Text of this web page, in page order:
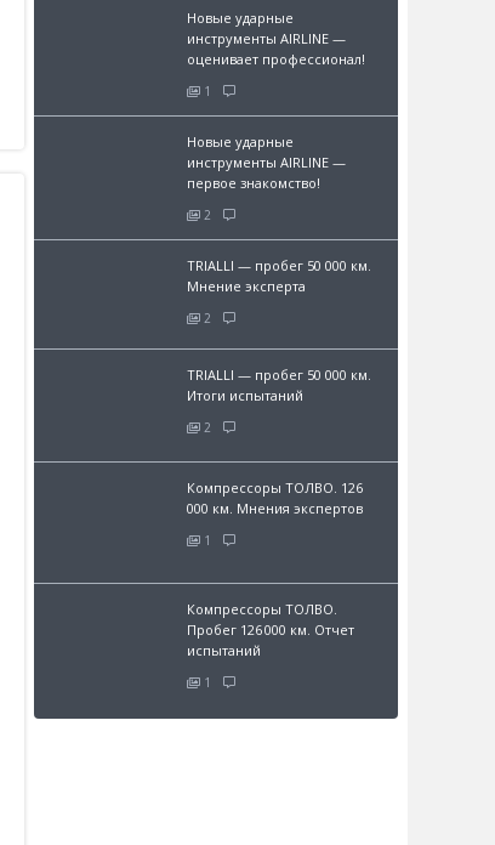
Новые ударные
инструменты AIRLINE —
оценивает профессионал!
1
Новые ударные
инструменты AIRLINE —
первое знакомство!
2
TRIALLI — пробег 50 000 км.
Мнение эксперта
2
TRIALLI — пробег 50 000 км.
Итоги испытаний
2
Компрессоры ТОЛВО. 126
000 км. Мнения экспертов
1
Компрессоры ТОЛВО.
Пробег 126 000 км. Отчет
испытаний
1